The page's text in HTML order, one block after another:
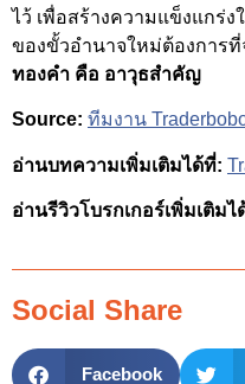
ไว้ เพื่อสร้างความแข็งแกร่
ของขั้วอำนาจใหม่ต้องการ
ทองคำ คือ อาวุธสำคัญ
Source: ทีมงาน
อ่านบทความเพิ่มเติมได้ที่:
อ่านรีวิวโบรกเกอร์เพิ่มเติมไ
Social Share
Facebook